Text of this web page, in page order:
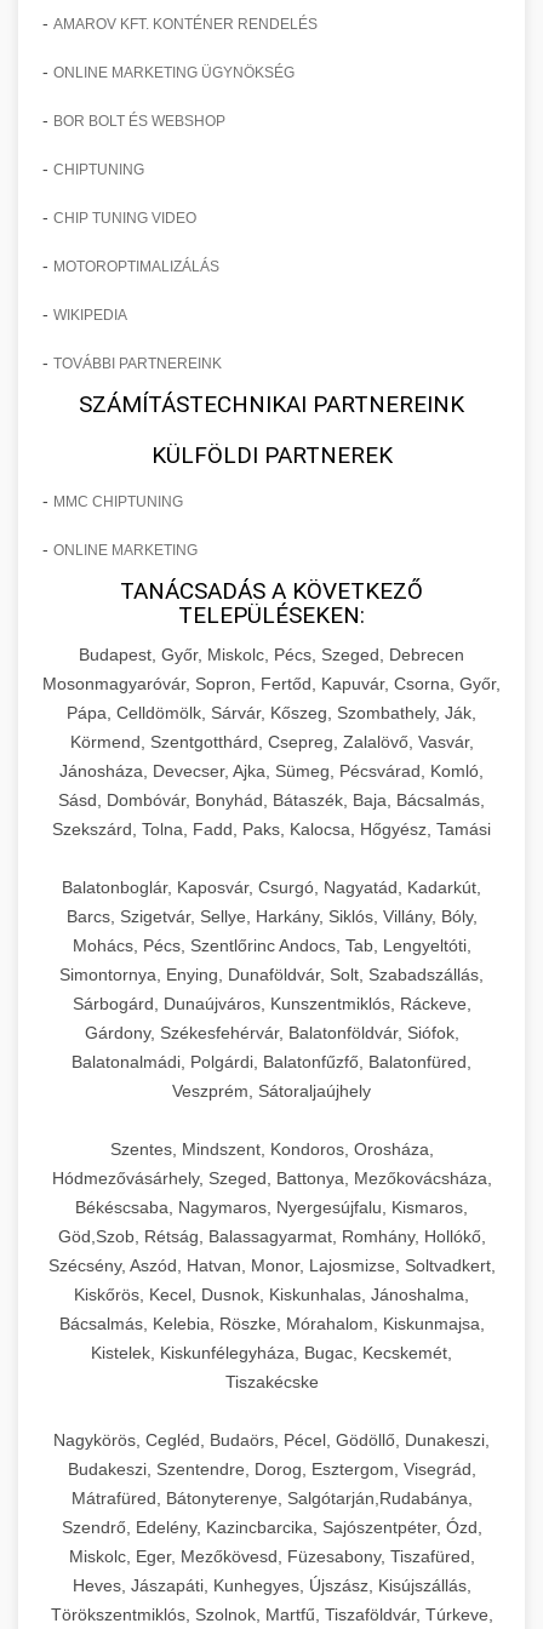
- AMAROV KFT. KONTÉNER RENDELÉS
- ONLINE MARKETING ÜGYNÖKSÉG
- BOR BOLT ÉS WEBSHOP
- CHIPTUNING
- CHIP TUNING VIDEO
- MOTOROPTIMALIZÁLÁS
- WIKIPEDIA
- TOVÁBBI PARTNEREINK
SZÁMÍTÁSTECHNIKAI PARTNEREINK
KÜLFÖLDI PARTNEREK
- MMC CHIPTUNING
- ONLINE MARKETING
TANÁCSADÁS A KÖVETKEZŐ
TELEPÜLÉSEKEN:
Budapest, Győr, Miskolc, Pécs, Szeged, Debrecen
Mosonmagyaróvár, Sopron, Fertőd, Kapuvár, Csorna, Győr,
Pápa, Celldömölk, Sárvár, Kőszeg, Szombathely, Ják,
Körmend, Szentgotthárd, Csepreg, Zalalövő, Vasvár,
Jánosháza, Devecser, Ajka, Sümeg, Pécsvárad, Komló,
Sásd, Dombóvár, Bonyhád, Bátaszék, Baja, Bácsalmás,
Szekszárd, Tolna, Fadd, Paks, Kalocsa, Hőgyész, Tamási
Balatonboglár, Kaposvár, Csurgó, Nagyatád, Kadarkút,
Barcs, Szigetvár, Sellye, Harkány, Siklós, Villány, Bóly,
Mohács, Pécs, Szentlőrinc Andocs, Tab, Lengyeltóti,
Simontornya, Enying, Dunaföldvár, Solt, Szabadszállás,
Sárbogárd, Dunaújváros, Kunszentmiklós, Ráckeve,
Gárdony, Székesfehérvár, Balatonföldvár, Siófok,
Balatonalmádi, Polgárdi, Balatonfűzfő, Balatonfüred,
Veszprém, Sátoraljaújhely
Szentes, Mindszent, Kondoros, Orosháza,
Hódmezővásárhely, Szeged, Battonya, Mezőkovácsháza,
Békéscsaba, Nagymaros, Nyergesújfalu, Kismaros,
Göd,Szob, Rétság, Balassagyarmat, Romhány, Hollókő,
Szécsény, Aszód, Hatvan, Monor, Lajosmizse, Soltvadkert,
Kiskőrös, Kecel, Dusnok, Kiskunhalas, Jánoshalma,
Bácsalmás, Kelebia, Röszke, Mórahalom, Kiskunmajsa,
Kistelek, Kiskunfélegyháza, Bugac, Kecskemét,
Tiszakécske
Nagykörös, Cegléd, Budaörs, Pécel, Gödöllő, Dunakeszi,
Budakeszi, Szentendre, Dorog, Esztergom, Visegrád,
Mátrafüred, Bátonyterenye, Salgótarján,Rudabánya,
Szendrő, Edelény, Kazincbarcika, Sajószentpéter, Ózd,
Miskolc, Eger, Mezőkövesd, Füzesabony, Tiszafüred,
Heves, Jászapáti, Kunhegyes, Újszász, Kisújszállás,
Törökszentmiklós, Szolnok, Martfű, Tiszaföldvár, Túrkeve,